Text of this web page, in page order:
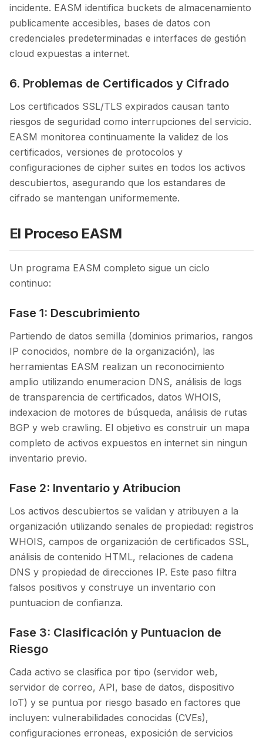
incidente. EASM identifica buckets de almacenamiento
publicamente accesibles, bases de datos con
credenciales predeterminadas e interfaces de gestión
cloud expuestas a internet.
6. Problemas de Certificados y Cifrado
Los certificados SSL/TLS expirados causan tanto
riesgos de seguridad como interrupciones del servicio.
EASM monitorea continuamente la validez de los
certificados, versiones de protocolos y
configuraciones de cipher suites en todos los activos
descubiertos, asegurando que los estandares de
cifrado se mantengan uniformemente.
El Proceso EASM
Un programa EASM completo sigue un ciclo
continuo:
Fase 1: Descubrimiento
Partiendo de datos semilla (dominios primarios, rangos
IP conocidos, nombre de la organización), las
herramientas EASM realizan un reconocimiento
amplio utilizando enumeracion DNS, análisis de logs
de transparencia de certificados, datos WHOIS,
indexacion de motores de búsqueda, análisis de rutas
BGP y web crawling. El objetivo es construir un mapa
completo de activos expuestos en internet sin ningun
inventario previo.
Fase 2: Inventario y Atribucion
Los activos descubiertos se validan y atribuyen a la
organización utilizando senales de propiedad: registros
WHOIS, campos de organización de certificados SSL,
análisis de contenido HTML, relaciones de cadena
DNS y propiedad de direcciones IP. Este paso filtra
falsos positivos y construye un inventario con
puntuacion de confianza.
Fase 3: Clasificación y Puntuacion de
Riesgo
Cada activo se clasifica por tipo (servidor web,
servidor de correo, API, base de datos, dispositivo
IoT) y se puntua por riesgo basado en factores que
incluyen: vulnerabilidades conocidas (CVEs),
configuraciones erroneas, exposición de servicios